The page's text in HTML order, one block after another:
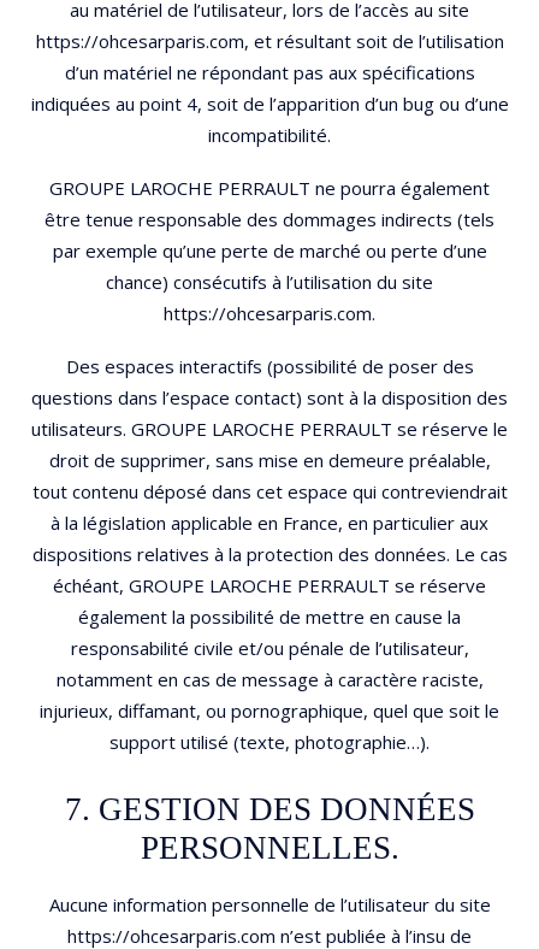
au matériel de l’utilisateur, lors de l’accès au site
https://ohcesarparis.com, et résultant soit de l’utilisation
d’un matériel ne répondant pas aux spécifications
indiquées au point 4, soit de l’apparition d’un bug ou d’une
incompatibilité.
GROUPE LAROCHE PERRAULT ne pourra également
être tenue responsable des dommages indirects (tels
par exemple qu’une perte de marché ou perte d’une
chance) consécutifs à l’utilisation du site
https://ohcesarparis.com.
Des espaces interactifs (possibilité de poser des
questions dans l’espace contact) sont à la disposition des
utilisateurs. GROUPE LAROCHE PERRAULT se réserve le
droit de supprimer, sans mise en demeure préalable,
tout contenu déposé dans cet espace qui contreviendrait
à la législation applicable en France, en particulier aux
dispositions relatives à la protection des données. Le cas
échéant, GROUPE LAROCHE PERRAULT se réserve
également la possibilité de mettre en cause la
responsabilité civile et/ou pénale de l’utilisateur,
notamment en cas de message à caractère raciste,
injurieux, diffamant, ou pornographique, quel que soit le
support utilisé (texte, photographie…).
7. GESTION DES DONNÉES
PERSONNELLES.
Aucune information personnelle de l’utilisateur du site
https://ohcesarparis.com n’est publiée à l’insu de